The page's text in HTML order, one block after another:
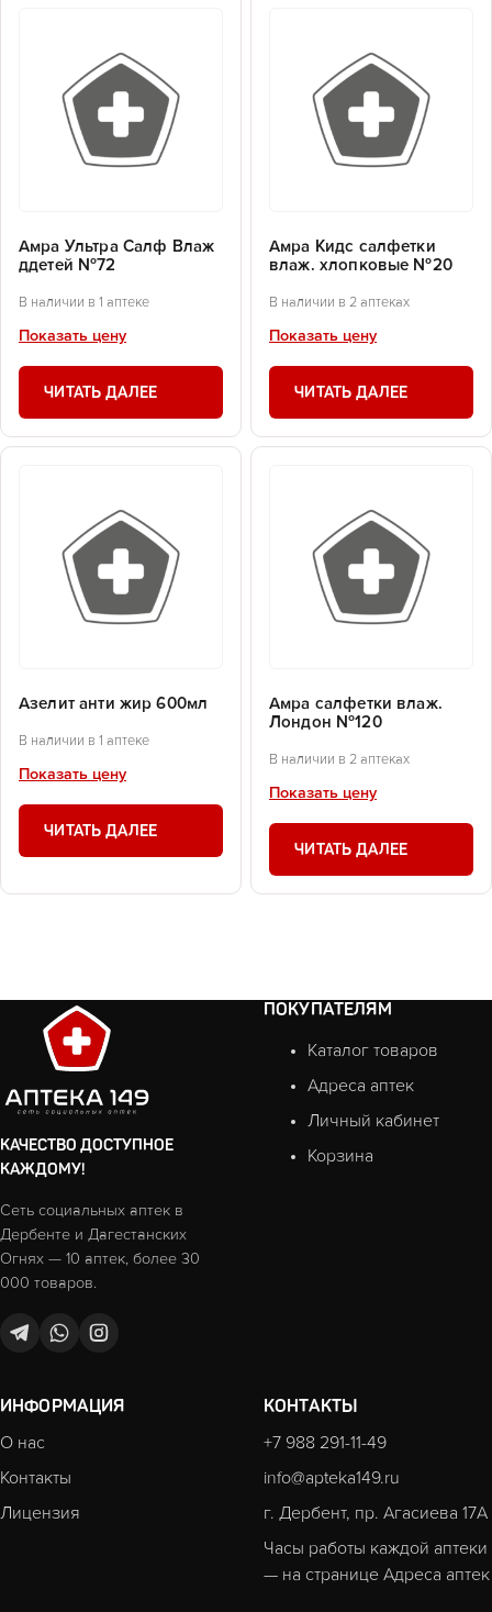
Амра Ультра Салф Влаж
ддетей №72
В наличии в 1 аптеке
Показать цену
ЧИТАТЬ ДАЛЕЕ
Амра Кидс салфетки
влаж. хлопковые №20
В наличии в 2 аптеках
Показать цену
ЧИТАТЬ ДАЛЕЕ
Азелит анти жир 600мл
В наличии в 1 аптеке
Показать цену
ЧИТАТЬ ДАЛЕЕ
Амра салфетки влаж.
Лондон №120
В наличии в 2 аптеках
Показать цену
ЧИТАТЬ ДАЛЕЕ
КАЧЕСТВО ДОСТУПНОЕ
КАЖДОМУ!
Сеть социальных аптек в
Дербенте и Дагестанских
Огнях — 10 аптек, более 30
000 товаров.
ПОКУПАТЕЛЯМ
Каталог товаров
Адреса аптек
Личный кабинет
Корзина
ИНФОРМАЦИЯ
О нас
Контакты
Лицензия
КОНТАКТЫ
+7 988 291-11-49
info@apteka149.ru
г. Дербент, пр. Агасиева 17А
Часы работы каждой аптеки
— на странице Адреса аптек